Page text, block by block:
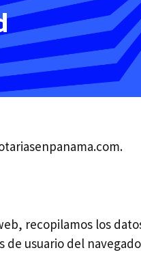
recopilamos los
usuario del